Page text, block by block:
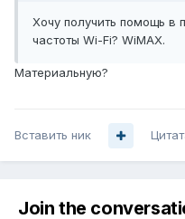
Хочу получить помощь в
частоты Wi-Fi? WiMAX.
Материальную?
Вставить ник
Join the